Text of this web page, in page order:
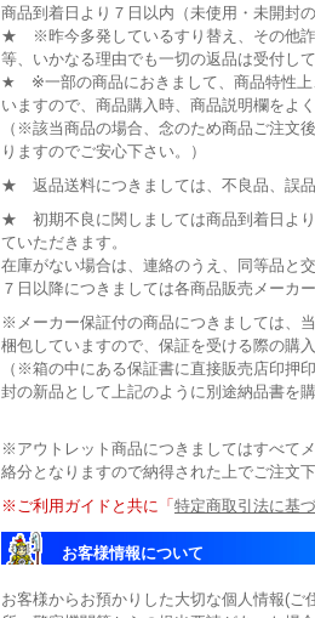
商品到着日より７日以内（未使用・未開封
★ ※昨今多発しているすり替え、その他詐
等、いかなる理由でも一切の返品は受付して
★ ※一部の商品におきまして、商品特性上
いますので、商品購入時、商品説明欄をよく
（※該当商品の場合、念のため商品ご注文
りますのでご安心下さい。）
★ 返品送料につきましては、不良品、誤品
★ 初期不良に関しましては商品到着日よ
ていただきます。
在庫がない場合は、連絡のうえ、同等品と
７日以降につきましては各商品販売メーカ
※メーカー保証付の商品につきましては、
梱包していますので、保証を受ける際の購
（※箱の中にある保証書に直接販売店印押
封の新品として上記のように別途納品書を
※アウトレット商品につきましてはすべて
絡分となりますので納得された上でご注文下
※ご利用ガイドと共に「 特定商取引法に基
お客様情報について
お客様からお預かりした大切な個人情報(ご